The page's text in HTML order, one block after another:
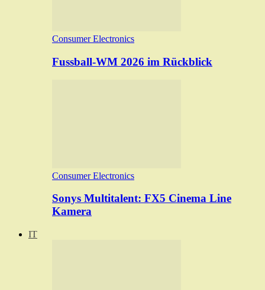
Consumer Electronics
Fussball-WM 2026 im Rückblick
Consumer Electronics
Sonys Multitalent: FX5 Cinema Line
Kamera
IT